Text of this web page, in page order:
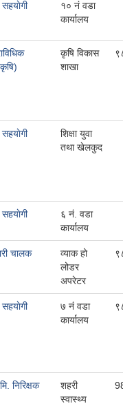
सहयाेगी
१० नं वडा
कार्यालय
कृषि विकास
शाखा
सहयाेगी
शिक्षा युवा
तथा खेलकुद
सहयाेगी
६ नं. वडा
कार्यालय
चालक
व्याक हो
लोडर
अपरेटर
सहयाेगी
७ न‌ं वडा
कार्यालय
निरिक्षक
शहरी
स्वास्थ्य